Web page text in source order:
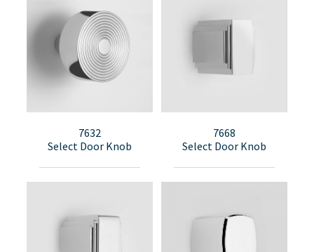
7632
Select Door Knob
7668
Select Door Knob